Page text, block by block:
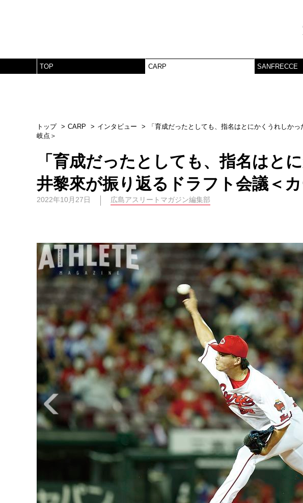
TOP CARP SANFRECCE
トップ CARP インタビュー
「育成だったとしても、指名はとにかくうれしか
岐点＞
「育成だったとしても、指名はと
井黎來が振り返るドラフト会議＜
2022年10月27日 広島アスリートマガジン編集部